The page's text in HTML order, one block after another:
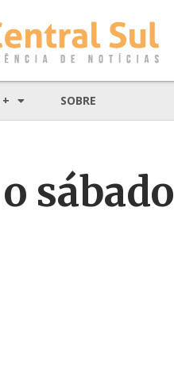
SOBRE
sábado